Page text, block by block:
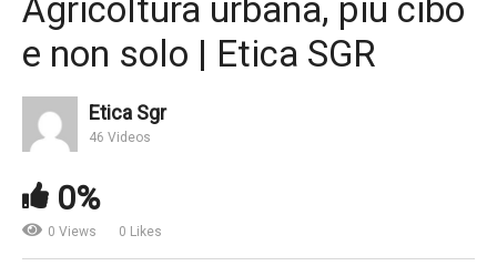
Salone del Risparmio 2018. I mercati e le soluzioni
adatte secondo Investec
Agricoltura urbana, più cibo
e non solo | Etica SGR
Etica Sgr
46 Videos
0%
0 Views 0 Likes